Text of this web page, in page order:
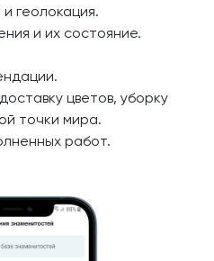
геолокация.
и их состояние.
цветов, уборку
точки мира.
работ.